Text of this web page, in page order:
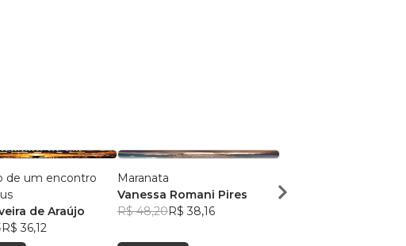
de um encontro
de Araújo
R$ 36,12
Maranata
Vanessa Romani Pires
R$ 48,20R$ 38,16
Luiz Eduardo Coca